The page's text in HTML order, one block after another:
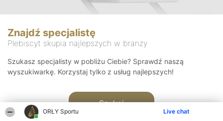
ORŁY Sportu Live chat
Znajdź specjalistę
Plebiscyt skupia najlepszych w branży
Szukasz specjalisty w pobliżu Ciebie? Sprawdź naszą
wyszukiwarkę. Korzystaj tylko z usług najlepszych!
Szukaj